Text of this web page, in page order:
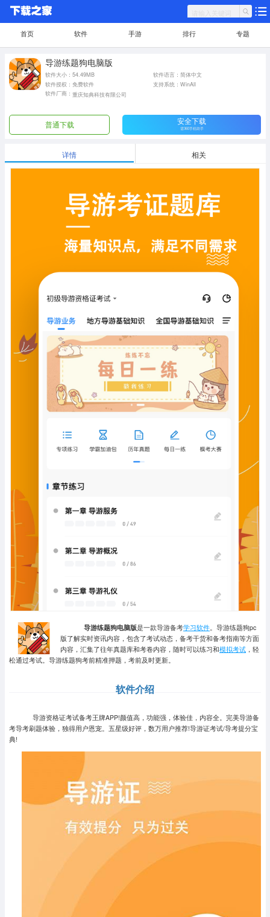
首页 软件 手游 排行 专题
导游练题狗电脑版
软件大小：54.49MB
软件语言：简体中文
软件授权：免费软件
支持系统：WinAll
软件厂商： 重庆知典科技有限公司
普通下载 安全下载
需360手机助手
详情 相关
导游练题狗电脑版是一款导游备考学习软件 。导游练题狗pc
版了解实时资讯内容，包含了考试动态，备考干货和备考指南等方面
内容，汇集了往年真题库和考卷内容，随时可以练习和模拟考试 ，轻
松通过考试。导游练题狗考前精准押题，考前及时更新。
软件介绍
导游资格证考试备考王牌APP!颜值高，功能强，体验佳，内容全。完美导游备
考导考刷题体验，独得用户恩宠。五星级好评，数万用户推荐!导游证考试/导考提分宝
典!